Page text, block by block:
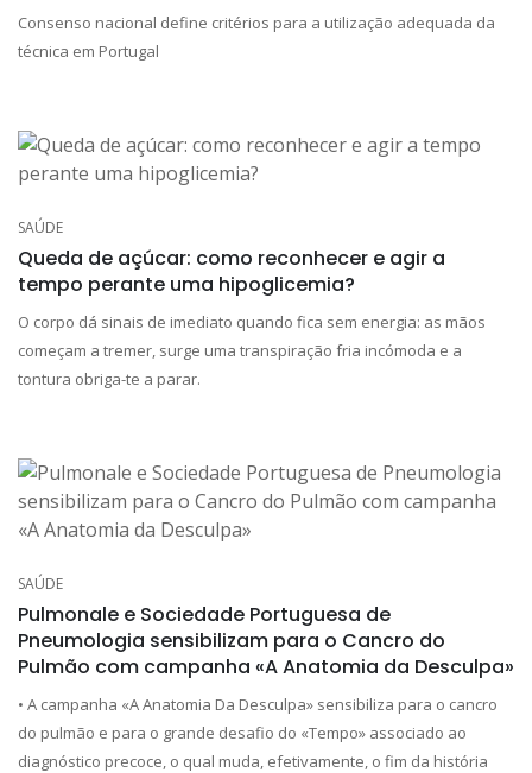
Consenso nacional define critérios para a utilização adequada da
técnica em Portugal
SAÚDE
Queda de açúcar: como reconhecer e agir a
tempo perante uma hipoglicemia?
O corpo dá sinais de imediato quando fica sem energia: as mãos
começam a tremer, surge uma transpiração fria incómoda e a
tontura obriga-te a parar.
SAÚDE
Pulmonale e Sociedade Portuguesa de
Pneumologia sensibilizam para o Cancro do
Pulmão com campanha «A Anatomia da Desculpa»
• A campanha «A Anatomia Da Desculpa» sensibiliza para o cancro
do pulmão e para o grande desafio do «Tempo» associado ao
diagnóstico precoce, o qual muda, efetivamente, o fim da história